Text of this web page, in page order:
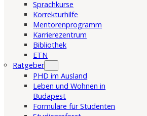
Sprachkurse
Korrekturhilfe
Mentorenprogramm
Karrierezentrum
Bibliothek
ETN
Ratgeber
PHD im Ausland
Leben und Wohnen in
Budapest
Formulare für Studenten